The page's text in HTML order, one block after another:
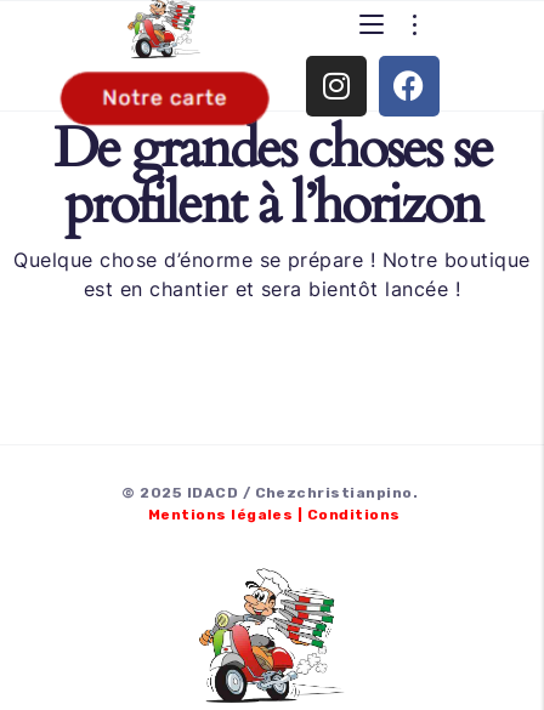
De grandes choses se
profilent à l’horizon
Quelque chose d’énorme se prépare ! Notre boutique
est en chantier et sera bientôt lancée !
© 2025 IDACD / Chezchristianpino.
Mentions légales
Conditions